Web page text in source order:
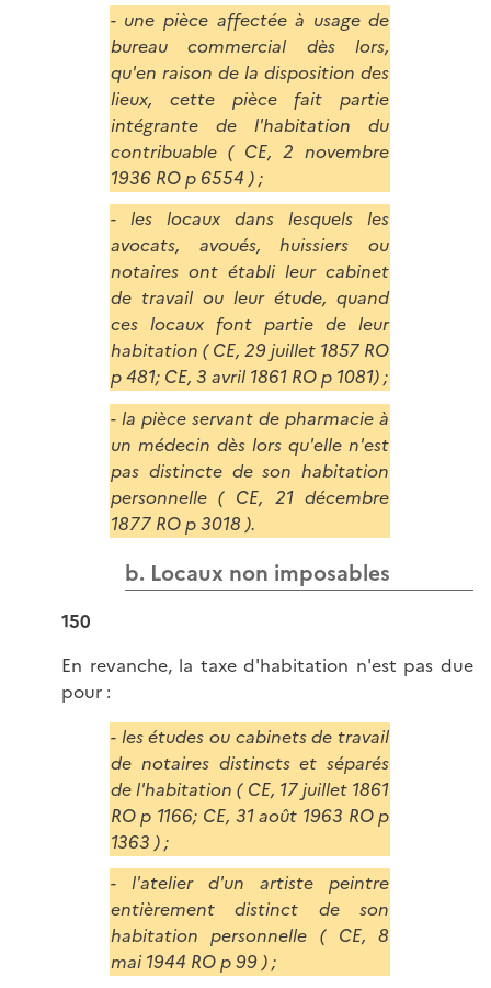
- une pièce affectée à usage de
bureau commercial dès lors,
qu'en raison de la disposition des
lieux, cette pièce fait partie
intégrante de l'habitation du
contribuable ( CE, 2 novembre
1936 RO p 6554 ) ;
- les locaux dans lesquels les
avocats, avoués, huissiers ou
notaires ont établi leur cabinet
de travail ou leur étude, quand
ces locaux font partie de leur
habitation ( CE, 29 juillet 1857 RO
p 481; CE, 3 avril 1861 RO p 1081) ;
- la pièce servant de pharmacie à
un médecin dès lors qu'elle n'est
pas distincte de son habitation
personnelle ( CE, 21 décembre
1877 RO p 3018 ).
b. Locaux non imposables
150
En revanche, la taxe d'habitation n'est pas due
pour :
- les études ou cabinets de travail
de notaires distincts et séparés
de l'habitation ( CE, 17 juillet 1861
RO p 1166; CE, 31 août 1963 RO p
1363 ) ;
- l'atelier d'un artiste peintre
entièrement distinct de son
habitation personnelle ( CE, 8
mai 1944 RO p 99 ) ;